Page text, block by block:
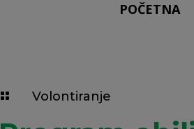
POČETNA
 Volontiranje